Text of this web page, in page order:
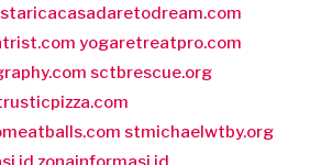
yogaretreatpro.com
sctbrescue.org
stmichaelwtby.org